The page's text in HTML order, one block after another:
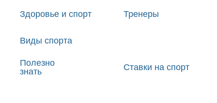
Здоровье и спорт Тренеры
Виды спорта
Полезно
знать
Ставки на спорт